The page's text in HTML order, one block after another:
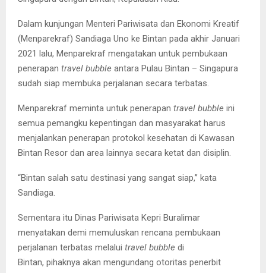
Dalam kunjungan Menteri Pariwisata dan Ekonomi Kreatif
(Menparekraf) Sandiaga Uno ke Bintan pada akhir Januari
2021 lalu, Menparekraf mengatakan untuk pembukaan
penerapan travel bubble antara Pulau Bintan – Singapura
sudah siap membuka perjalanan secara terbatas.
Menparekraf meminta untuk penerapan travel bubble ini
semua pemangku kepentingan dan masyarakat harus
menjalankan penerapan protokol kesehatan di Kawasan
Bintan Resor dan area lainnya secara ketat dan disiplin.
“Bintan salah satu destinasi yang sangat siap,” kata
Sandiaga.
Sementara itu Dinas Pariwisata Kepri Buralimar
menyatakan demi memuluskan rencana pembukaan
perjalanan terbatas melalui travel bubble di
Bintan, pihaknya akan mengundang otoritas penerbit